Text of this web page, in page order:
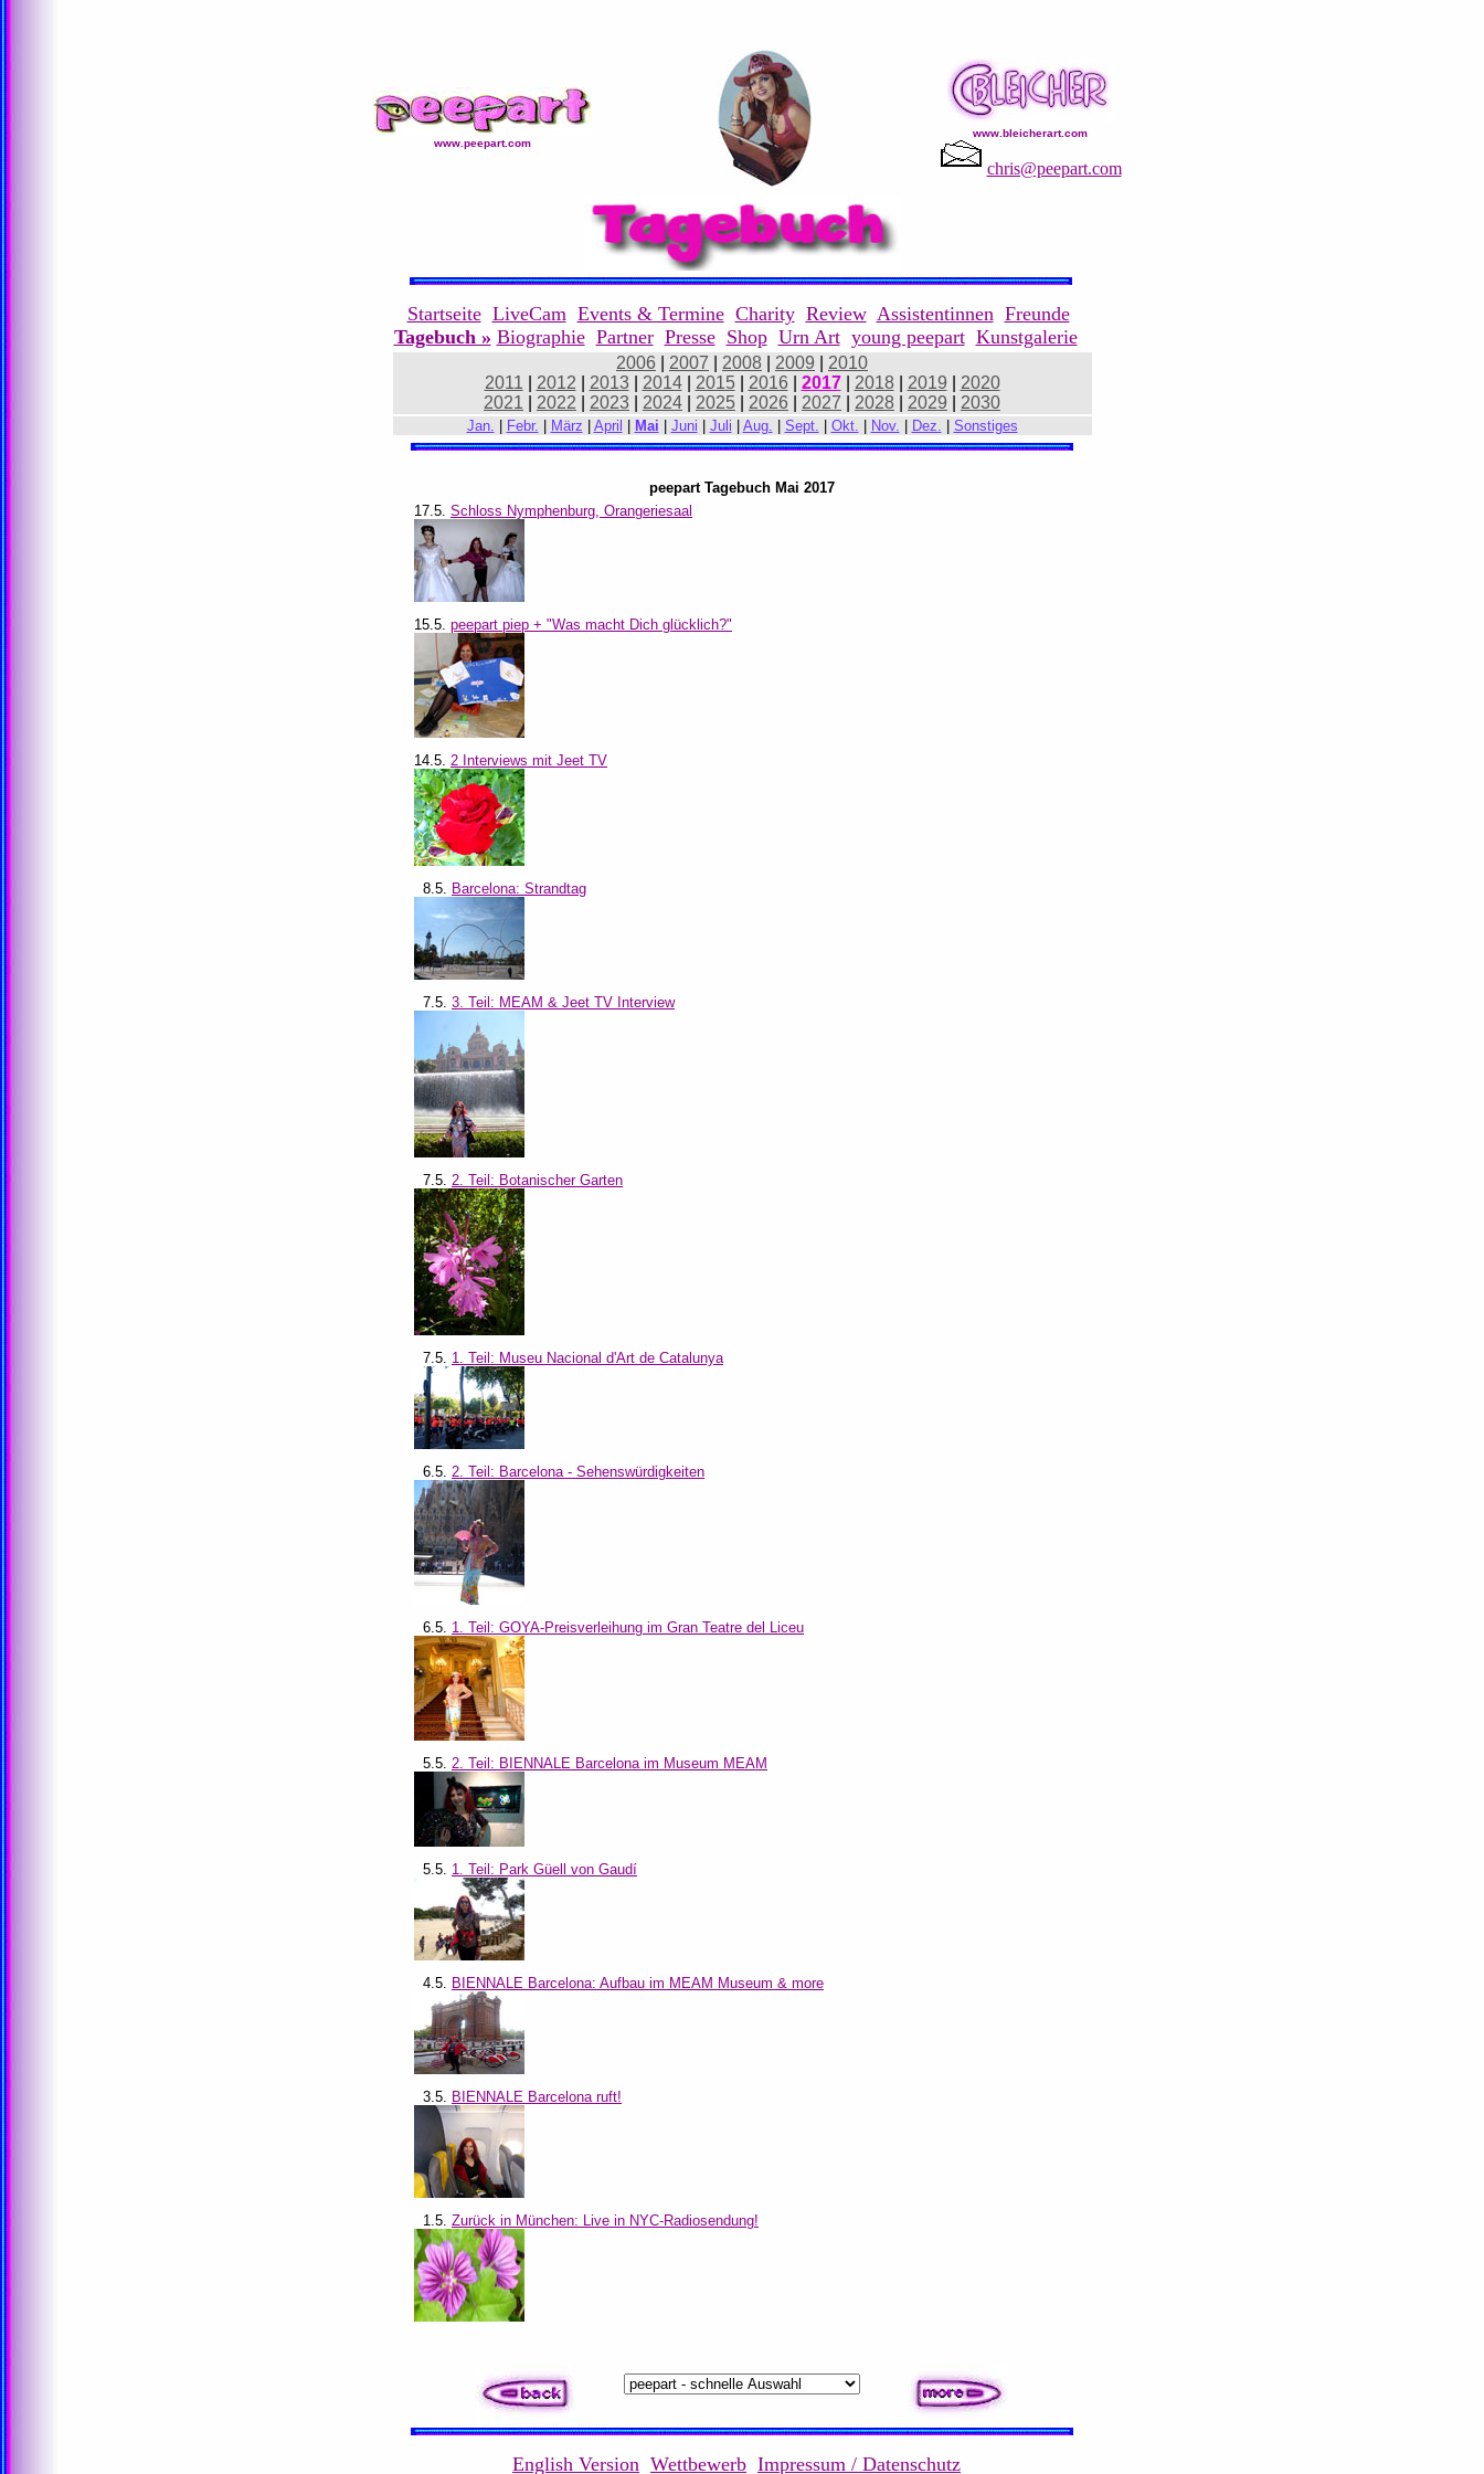
www.peepart.com
www.bleicherart.com
chris@peepart.com
Startseite LiveCam Events & Termine Charity Review Assistentinnen Freunde
Tagebuch » Biographie Partner Presse Shop Urn Art young peepart Kunstgalerie
2006 2007 2008 2009
2010
2011
2012 2013 2014| 2015| 2016 2017| 2018| 2019
2020
2021
2022 2023 2024 2025 2026 2027 2028 2029 2030
Jan. Febr. März April Mai Juni Juli Aug. Sept. Okt. Nov. Dez. Sonstiges
peepart Tagebuch Mai 2017
17.5. Schloss Nymphenburg, Orangeriesaal
15.5. peepart piep + "Was macht Dich glücklich?"
14.5. 2 Interviews mit Jeet TV
8.5. Barcelona: Strandtag
7.5. 3. Teil: MEAM & Jeet TV Interview
7.5. 2. Teil: Botanischer Garten
7.5. 1. Teil: Museu Nacional d'Art de Catalunya
6.5. 2. Teil: Barcelona - Sehenswürdigkeiten
6.5. 1. Teil: GOYA-Preisverleihung im Gran Teatre del Liceu
5.5. 2. Teil: BIENNALE Barcelona im Museum MEAM
5.5. 1. Teil: Park Güell von Gaudí
4.5. BIENNALE Barcelona: Aufbau im MEAM Museum & more
3.5. BIENNALE Barcelona ruft!
1.5. Zurück in München: Live in NYC-Radiosendung!
English Version Wettbewerb Impressum / Datenschutz